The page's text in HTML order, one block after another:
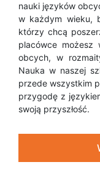
nauki języków
w każdym wieku,
którzy chcą
placówce możesz
obcych, w
Nauka w naszej
przede wszystkim
przygodę z
swoją przyszłość.